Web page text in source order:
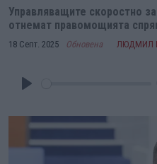
Управляващите скоростно
отнемат правомощията
18 Септ. 2025 Обновена ЛЮДМИЛ